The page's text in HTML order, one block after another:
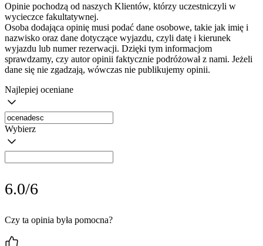
Opinie pochodzą od naszych Klientów, którzy uczestniczyli w
wycieczce fakultatywnej.
Osoba dodająca opinię musi podać dane osobowe, takie jak imię i
nazwisko oraz dane dotyczące wyjazdu, czyli datę i kierunek
wyjazdu lub numer rezerwacji. Dzięki tym informacjom
sprawdzamy, czy autor opinii faktycznie podróżował z nami. Jeżeli
dane się nie zgadzają, wówczas nie publikujemy opinii.
Najlepiej oceniane
Wybierz
6.0/6
Czy ta opinia była pomocna?